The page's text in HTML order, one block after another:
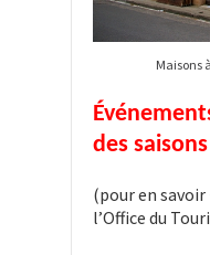
Maisons
des saisons
(pour en
l’Office du